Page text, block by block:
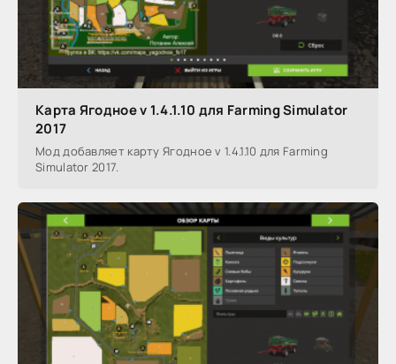
Карта Ягодное v 1.4.1.10 для Farming Simulator
2017
Мод добавляет карту Ягодное v 1.4.1.10 для Farming
Simulator 2017.